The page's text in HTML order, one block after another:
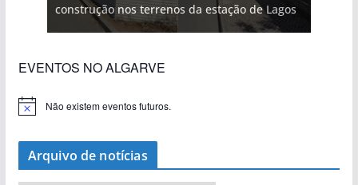
construção nos terrenos da estação de Lagos
EVENTOS NO ALGARVE
Não existem eventos futuros.
Arquivo de notícias